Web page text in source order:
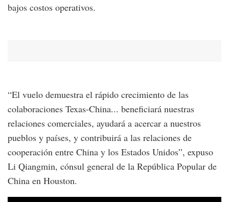
bajos costos operativos.
“El vuelo demuestra el rápido crecimiento de las
colaboraciones Texas-China... beneficiará nuestras
relaciones comerciales, ayudará a acercar a nuestros
pueblos y países, y contribuirá a las relaciones de
cooperación entre China y los Estados Unidos”, expuso
Li Qiangmin, cónsul general de la República Popular de
China en Houston.